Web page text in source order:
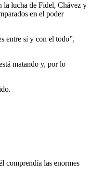
la lucha de Fidel, Chávez y
en el poder
entre sí y con el todo”,
matando y, por lo
comprendía las enormes